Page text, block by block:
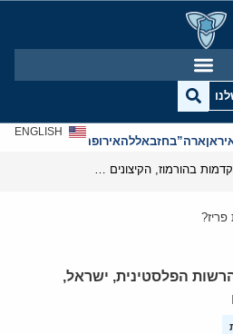
ארה”בחזבאללהאירופהאנטישמיות
ENGLISH
הפלסטינית, ישראל,